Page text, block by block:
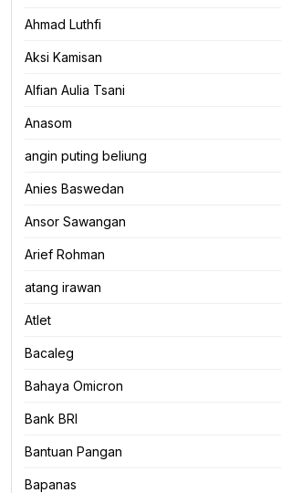
Ahmad Luthfi
Aksi Kamisan
Alfian Aulia Tsani
Anasom
angin puting beliung
Anies Baswedan
Ansor Sawangan
Arief Rohman
atang irawan
Atlet
Bacaleg
Bahaya Omicron
Bank BRI
Bantuan Pangan
Bapanas